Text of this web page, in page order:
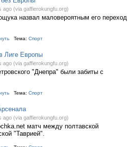
ago (via gaffierokungfu.org)
назвал маловероятным его переход
Тема: Спорт
Лиге Европы
ago (via gaffierokungfu.org)
"Днепра" были забиты с
Тема: Спорт
ago (via gaffierokungfu.org)
матч между полтавской
"Таврией".